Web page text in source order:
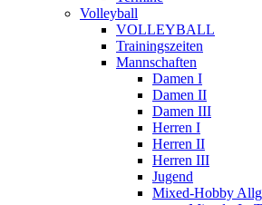
Volleyball
VOLLEYBALL
Trainingszeiten
Mannschaften
Damen I
Damen II
Damen III
Herren I
Herren II
Herren III
Jugend
Mixed-Hobby